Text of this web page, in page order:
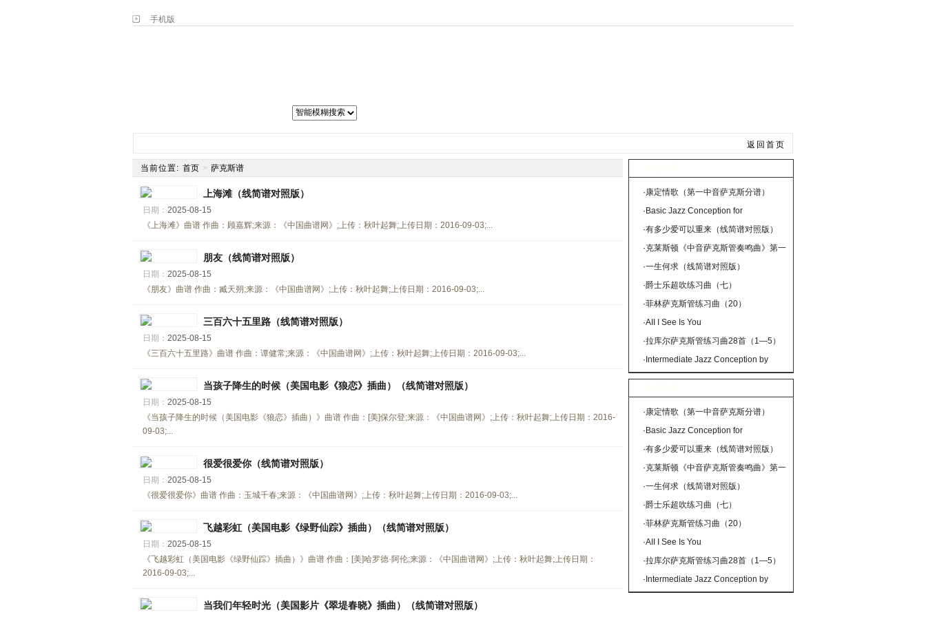
手机版
返回首页
当前位置: 首页 > 萨克斯谱
上海滩（线简谱对照版）
日期： 2025-08-15
《上海滩》曲谱 作曲：顾嘉辉;来源：《中国曲谱网》;上传：秋叶起舞;上传日期：2016-09-03;...
朋友（线简谱对照版）
日期： 2025-08-15
《朋友》曲谱 作曲：臧天朔;来源：《中国曲谱网》;上传：秋叶起舞;上传日期：2016-09-03;...
三百六十五里路（线简谱对照版）
日期： 2025-08-15
《三百六十五里路》曲谱 作曲：谭健常;来源：《中国曲谱网》;上传：秋叶起舞;上传日期：2016-09-03;...
当孩子降生的时候（美国电影《狼恋》插曲）（线简谱对照版）
日期： 2025-08-15
《当孩子降生的时候（美国电影《狼恋》插曲）》曲谱 作曲：[美]保尔登;来源：《中国曲谱网》;上传：秋叶起舞;上传日期：2016-
09-03;...
很爱很爱你（线简谱对照版）
日期： 2025-08-15
《很爱很爱你》曲谱 作曲：玉城千春;来源：《中国曲谱网》;上传：秋叶起舞;上传日期：2016-09-03;...
飞越彩虹（美国电影《绿野仙踪》插曲）（线简谱对照版）
日期： 2025-08-15
《飞越彩虹（美国电影《绿野仙踪》插曲）》曲谱 作曲：[美]哈罗德·阿伦;来源：《中国曲谱网》;上传：秋叶起舞;上传日期：
2016-09-03;...
当我们年轻时光（美国影片《翠堤春晓》插曲）（线简谱对照版）
·康定情歌（第一中音萨克斯分谱）
· Basic Jazz Conception for
saxophone（SOMETHING ELSE）
·有多少爱可以重来（线简谱对照版）
·克莱斯顿《中音萨克斯管奏鸣曲》第一
乐章
·一生何求（线简谱对照版）
·爵士乐超吹练习曲（七）
·菲林萨克斯管练习曲（20）
·AII I See Is You
·拉库尔萨克斯管练习曲28首（1—5）
· Intermediate Jazz Conception by
Lennie Niehaus（20 Jazz Exercises）
·康定情歌（第一中音萨克斯分谱）
· Basic Jazz Conception for
saxophone（SOMETHING ELSE）
·有多少爱可以重来（线简谱对照版）
·克莱斯顿《中音萨克斯管奏鸣曲》第一
乐章
·一生何求（线简谱对照版）
·爵士乐超吹练习曲（七）
·菲林萨克斯管练习曲（20）
·AII I See Is You
·拉库尔萨克斯管练习曲28首（1—5）
· Intermediate Jazz Conception by